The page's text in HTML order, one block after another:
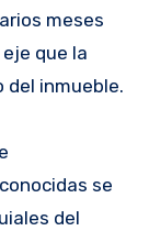
meses
que la
inmueble.
se
del